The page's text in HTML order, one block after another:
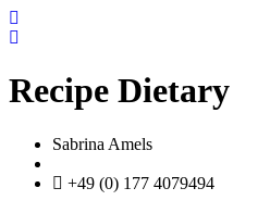
Zum
Inhalt
Recipe Dietary
Sabrina Amels
+49 (0) 177 4079494